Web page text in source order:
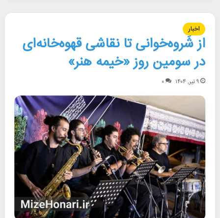
اخبار
از شَروه‌خوانی تا نقاشی قهوه‌خانه‌ای
در سومین روز «خیمه هنر»
۹ تیر, ۱۴۰۴ ۰